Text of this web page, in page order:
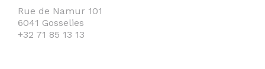
Rue de Namur 101
6041 Gosselies
+32 71 85 13 13